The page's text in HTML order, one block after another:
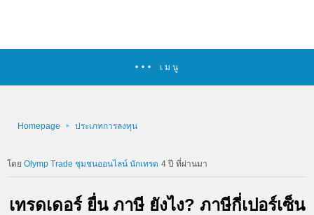
เมนู
Homepage ประเภทการลงทุน
Olymp Trade ชุมชนออนไลน์ นักเทรด 4 ปี ที่ผ่านมา
เทรดเดอร์ ยื่น ภาษี ยังไง? ภาษีกี่เปอร์เซ็น